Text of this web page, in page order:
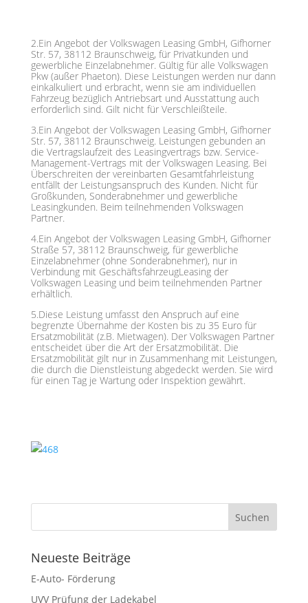
2.Ein Angebot der Volkswagen Leasing GmbH, Gifhorner
Str. 57, 38112 Braunschweig, für Privatkunden und
gewerbliche Einzelabnehmer. Gültig für alle Volkswagen
Pkw (außer Phaeton). Diese Leistungen werden nur dann
einkalkuliert und erbracht, wenn sie am individuellen
Fahrzeug bezüglich Antriebsart und Ausstattung auch
erforderlich sind. Gilt nicht für Verschleißteile.
3.Ein Angebot der Volkswagen Leasing GmbH, Gifhorner
Str. 57, 38112 Braunschweig. Leistungen gebunden an
die Vertragslaufzeit des Leasingvertrags bzw. Service-
Management-Vertrags mit der Volkswagen Leasing. Bei
Überschreiten der vereinbarten Gesamtfahrleistung
entfällt der Leistungsanspruch des Kunden. Nicht für
Großkunden, Sonderabnehmer und gewerbliche
Leasingkunden. Beim teilnehmenden Volkswagen
Partner.
4.Ein Angebot der Volkswagen Leasing GmbH, Gifhorner
Straße 57, 38112 Braunschweig, für gewerbliche
Einzelabnehmer (ohne Sonderabnehmer), nur in
Verbindung mit GeschäftsfahrzeugLeasing der
Volkswagen Leasing und beim teilnehmenden Partner
erhältlich.
5.Diese Leistung umfasst den Anspruch auf eine
begrenzte Übernahme der Kosten bis zu 35 Euro für
Ersatzmobilität (z.B. Mietwagen). Der Volkswagen Partner
entscheidet über die Art der Ersatzmobilität. Die
Ersatzmobilität gilt nur in Zusammenhang mit Leistungen,
die durch die Dienstleistung abgedeckt werden. Sie wird
für einen Tag je Wartung oder Inspektion gewährt.
Neueste Beiträge
E-Auto- Förderung
UVV Prüfung der Ladekabel